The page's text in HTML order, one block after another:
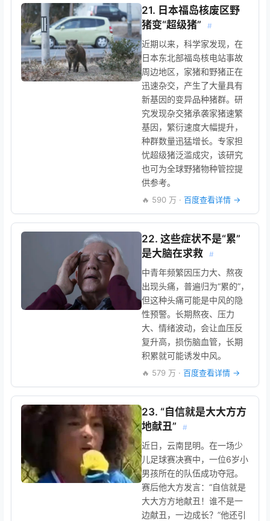
21. 日本福岛核废区野
猪变“超级猪”
#
近期以来，科学家发现，在
日本东北部福岛核电站事故
周边地区，家猪和野猪正在
迅速杂交，产生了大量具有
新基因的变异品种猪群。研
究发现杂交猪承袭家猪速繁
基因，繁衍速度大幅提升，
种群数量迅猛增长。专家担
忧超级猪泛滥成灾，该研究
也可为全球野猪物种管控提
供参考。
🔥 590 万 · 百度查看详情 →
22. 这些症状不是“累”
是大脑在求救
#
中青年频繁因压力大、熬夜
出现头痛，普遍归为“累的”，
但这种头痛可能是中风的隐
性预警。长期熬夜、压力
大、情绪波动，会让血压反
复升高，损伤脑血管，长期
积累就可能诱发中风。
🔥 579 万 · 百度查看详情 →
23. “自信就是大大方方
地献丑”
#
近日，云南昆明。在一场少
儿足球赛决赛中，一位6岁小
男孩所在的队伍成功夺冠。
赛后他大方发言：“自信就是
大大方方地献丑！谁不是一
边献丑，一边成长？”他还引